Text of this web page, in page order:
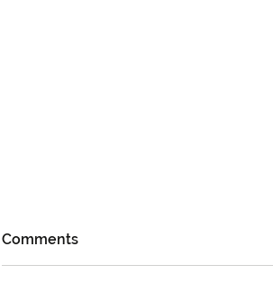
Comments